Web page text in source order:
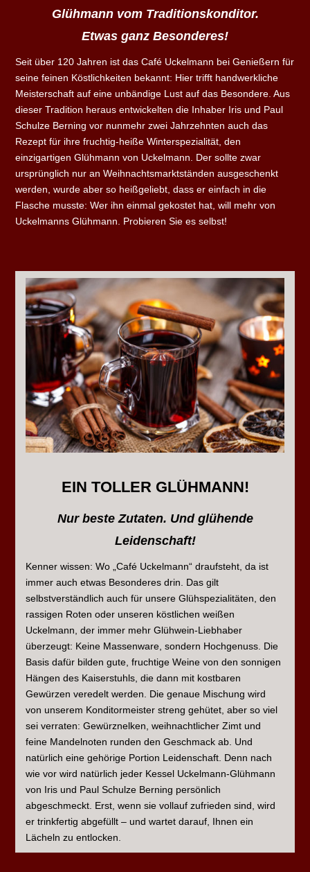
Glühmann vom Traditionskonditor.
Etwas ganz Besonderes!
Seit über 120 Jahren ist das Café Uckelmann bei Genießern für
seine feinen Köstlichkeiten bekannt: Hier trifft handwerkliche
Meisterschaft auf eine unbändige Lust auf das Besondere. Aus
dieser Tradition heraus entwickelten die Inhaber Iris und Paul
Schulze Berning vor nunmehr zwei Jahrzehnten auch das
Rezept für ihre fruchtig-heiße Winterspezialität, den
einzigartigen Glühmann von Uckelmann. Der sollte zwar
ursprünglich nur an Weihnachtsmarktständen ausgeschenkt
werden, wurde aber so heißgeliebt, dass er einfach in die
Flasche musste: Wer ihn einmal gekostet hat, will mehr von
Uckelmanns Glühmann. Probieren Sie es selbst!
EIN TOLLER GLÜHMANN!
Nur beste Zutaten. Und glühende
Leidenschaft!
Kenner wissen: Wo „Café Uckelmann“ draufsteht, da ist
immer auch etwas Besonderes drin. Das gilt
selbstverständlich auch für unsere Glühspezialitäten, den
rassigen Roten oder unseren köstlichen weißen
Uckelmann, der immer mehr Glühwein-Liebhaber
überzeugt: Keine Massenware, sondern Hochgenuss. Die
Basis dafür bilden gute, fruchtige Weine von den sonnigen
Hängen des Kaiserstuhls, die dann mit kostbaren
Gewürzen veredelt werden. Die genaue Mischung wird
von unserem Konditormeister streng gehütet, aber so viel
sei verraten: Gewürznelken, weihnachtlicher Zimt und
feine Mandelnoten runden den Geschmack ab. Und
natürlich eine gehörige Portion Leidenschaft. Denn nach
wie vor wird natürlich jeder Kessel Uckelmann-Glühmann
von Iris und Paul Schulze Berning persönlich
abgeschmeckt. Erst, wenn sie vollauf zufrieden sind, wird
er trinkfertig abgefüllt – und wartet darauf, Ihnen ein
Lächeln zu entlocken.